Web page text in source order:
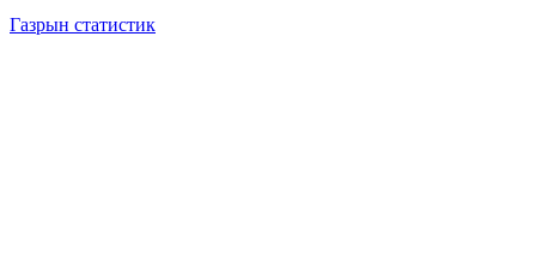
Газрын статистик